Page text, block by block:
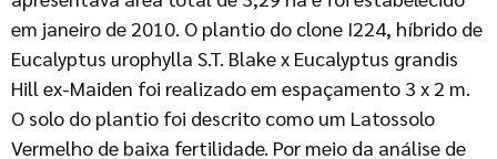
em janeiro de 2010. O plantio do clone I224, híbrido de
Eucalyptus urophylla S.T. Blake x Eucalyptus grandis
Hill ex-Maiden foi realizado em espaçamento 3 x 2 m.
O solo do plantio foi descrito como um Latossolo
Vermelho de baixa fertilidade. Por meio da análise de